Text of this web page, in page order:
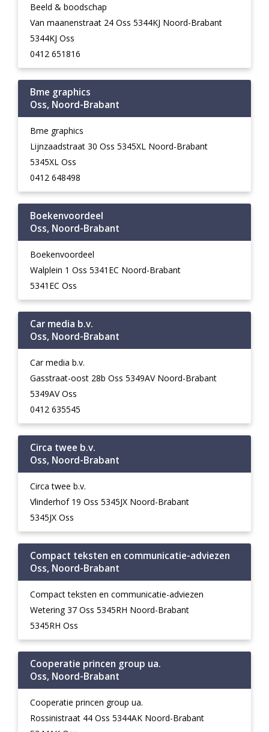
Beeld & boodschap
Van maanenstraat 24 Oss 5344KJ Noord-Brabant
5344KJ Oss
0412 651816
Bme graphics
Oss, Noord-Brabant
Bme graphics
Lijnzaadstraat 30 Oss 5345XL Noord-Brabant
5345XL Oss
0412 648498
Boekenvoordeel
Oss, Noord-Brabant
Boekenvoordeel
Walplein 1 Oss 5341EC Noord-Brabant
5341EC Oss
Car media b.v.
Oss, Noord-Brabant
Car media b.v.
Gasstraat-oost 28b Oss 5349AV Noord-Brabant
5349AV Oss
0412 635545
Circa twee b.v.
Oss, Noord-Brabant
Circa twee b.v.
Vlinderhof 19 Oss 5345JX Noord-Brabant
5345JX Oss
Compact teksten en communicatie-adviezen
Oss, Noord-Brabant
Compact teksten en communicatie-adviezen
Wetering 37 Oss 5345RH Noord-Brabant
5345RH Oss
Cooperatie princen group ua.
Oss, Noord-Brabant
Cooperatie princen group ua.
Rossinistraat 44 Oss 5344AK Noord-Brabant